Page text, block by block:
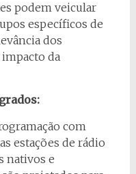
podem veicular
específicos de
dos
da
com
estações de rádio
nativos e